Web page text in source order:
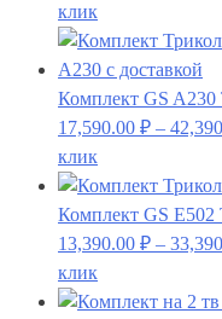
клик
Комплект GS
17,590.00 ₽ –
клик
Комплект GS
13,390.00 ₽ –
клик